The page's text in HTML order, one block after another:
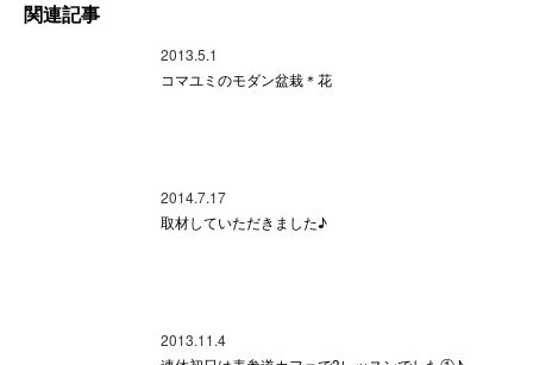
関連記事
2013.5.1
コマユミのモダン盆栽＊花
2014.7.17
取材していただきました♪
2013.11.4